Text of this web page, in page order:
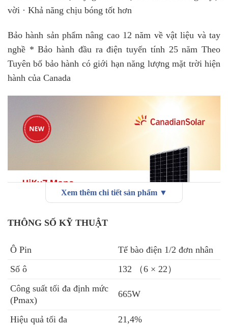
vời · Khả năng chịu bóng tốt hơn
Bảo hành sản phẩm nâng cao 12 năm về vật liệu và tay
nghề * Bảo hành đầu ra điện tuyến tính 25 năm Theo
Tuyên bố bảo hành có giới hạn năng lượng mặt trời hiện
hành của Canada
Xem thêm chi tiết sản phẩm ▼
THÔNG SỐ KỸ THUẬT
Ô Pin
Tế bào điện 1/2 đơn nhân
Số ô
132 （6 × 22）
Công suất tối đa định mức
(Pmax)
665W
Hiệu quả tối đa 21,4%